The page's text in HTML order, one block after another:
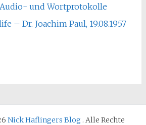
und Wortprotokolle
– Dr. Joachim Paul, 19.08.1957
Nick Haflingers Blog . Alle Rechte